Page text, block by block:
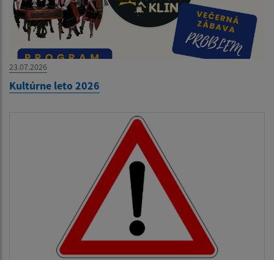
23.07.2026
Kultúrne leto 2026